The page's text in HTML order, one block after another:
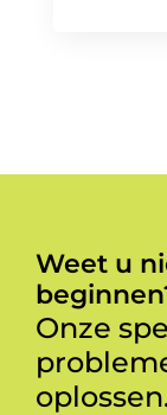
Weet u
Onze